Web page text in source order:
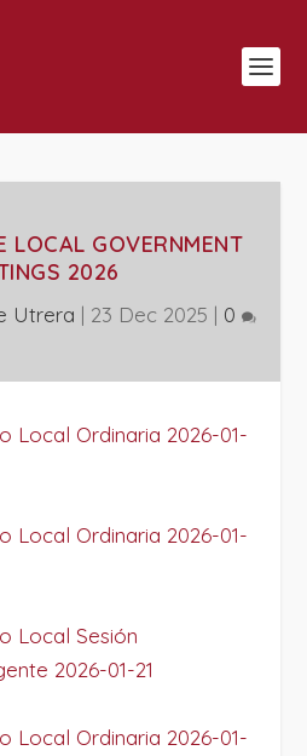
LOCAL GOVERNMENT
2026
Utrera | 23 Dec 2025 | 0
Local Ordinaria 2026-01-
Local Ordinaria 2026-01-
Local Sesión
2026-01-21
Local Ordinaria 2026-01-